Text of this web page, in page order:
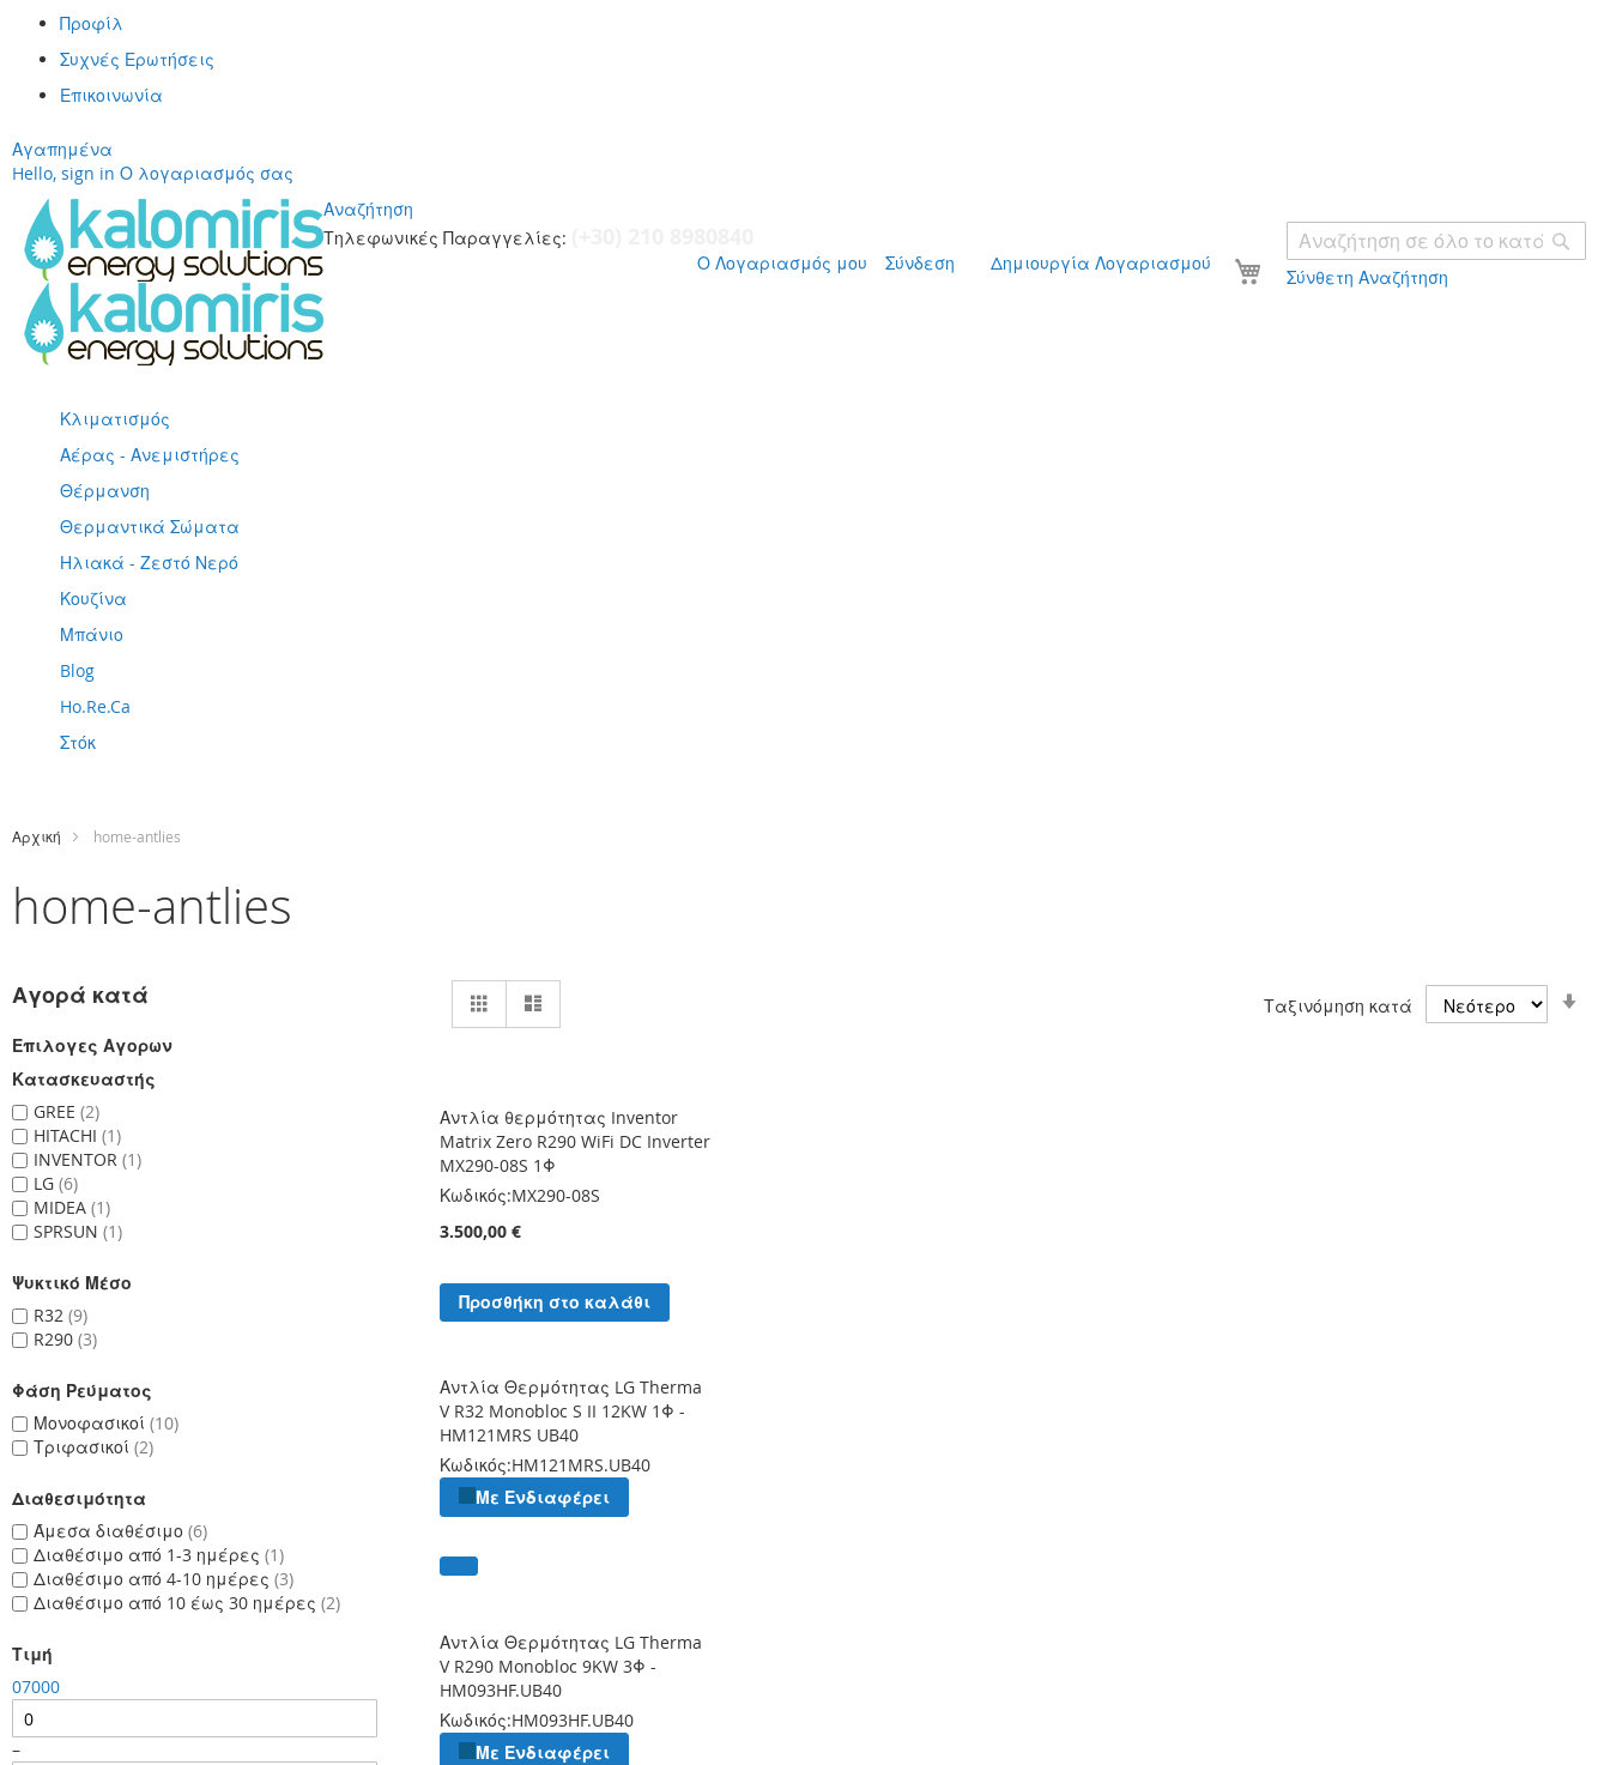
Προφίλ
Συχνές Ερωτήσεις
Επικοινωνία
Αγαπημένα
Hello, sign in Ο λογαριασμός σας
Αναζήτηση
Σύνθετη Αναζήτηση
Τηλεφωνικές Παραγγελίες:
Το καλάθι σας
Ο Λογαριασμός μου Σύνδεση Δημιουργία Λογαριασμού
περιεχόμενο
Κλιματισμός
Αέρας - Ανεμιστήρες
Θέρμανση
Θερμαντικά Σώματα
Ηλιακά - Ζεστό Νερό
Κουζίνα
Μπάνιο
Blog
Ho.Re.Ca
Στόκ
Αρχική home-antlies
home-antlies
Προβολή
ως
Πλέγμα Ταξινόμηση κατά
Αντλία θερμότητας Inventor
Matrix Zero R290 WiFi DC Inverter
MX290-08S 1Φ
Κωδικός:MX290-08S
3.500,00 €
Προσθήκη στο καλάθι
Αντλία Θερμότητας LG Therma
V R32 Monobloc S II 12KW 1Φ -
HM121MRS UB40
Κωδικός:HM121MRS.UB40
Με Ενδιαφέρει
Αντλία Θερμότητας LG Therma
V R290 Monobloc 9KW 3Φ -
HM093HF.UB40
Κωδικός:HM093HF.UB40
Με Ενδιαφέρει
Αγορά κατά
Επιλογες Αγορων
Κατασκευαστής
GREE 2
HITACHI 1
INVENTOR 1
LG 6
MIDEA 1
SPRSUN 1
Ψυκτικό Μέσο
R32 9
R290 3
Φάση Ρεύματος
Μονοφασικοί 10
Τριφασικοί 2
Διαθεσιμότητα
Άμεσα διαθέσιμο 6
Διαθέσιμο από 1-3 ημέρες 1
Διαθέσιμο από 4-10 ημέρες 3
Διαθέσιμο από 10 έως 30 ημέρες 2
Τιμή
07000
–